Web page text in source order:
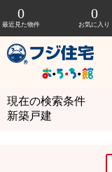
0
最近見た物件
0
お気に入り
現在の検索条件
新築戸建